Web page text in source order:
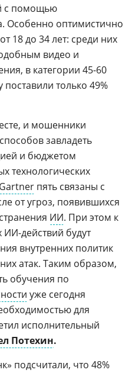
с помощью
Особенно оптимистично
18 до 34 лет: среди них
видео и
в категории 45-60
только 49%
и мошенники
завладеть
и бюджетом
технологических
Gartner пять связаны с
от угроз, появившихся
ИИ. При этом к
ИИ-действий будут
внутренних политик
атак. Таким образом,
обучения по
уже сегодня
для
исполнительный
Потехин.
подсчитали, что 48%